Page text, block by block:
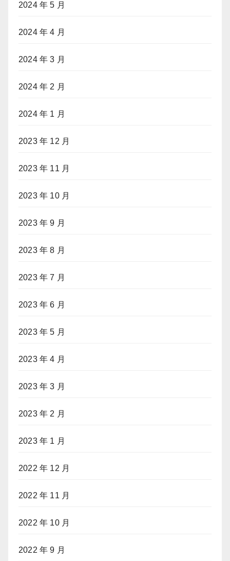
2024 年 5 月
2024 年 4 月
2024 年 3 月
2024 年 2 月
2024 年 1 月
2023 年 12 月
2023 年 11 月
2023 年 10 月
2023 年 9 月
2023 年 8 月
2023 年 7 月
2023 年 6 月
2023 年 5 月
2023 年 4 月
2023 年 3 月
2023 年 2 月
2023 年 1 月
2022 年 12 月
2022 年 11 月
2022 年 10 月
2022 年 9 月